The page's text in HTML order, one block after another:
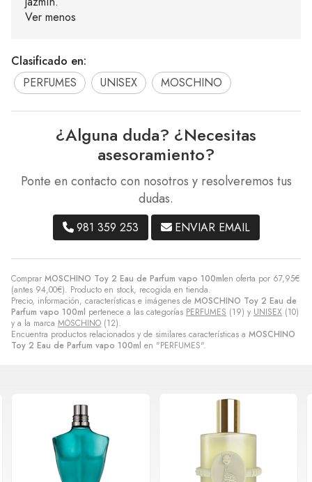
Comprar MOSCHINO Toy 2 Eau de Parfum vapo 100mlen oferta por 67,95€
(antes 94,00€). Producto en stock, recogida en tienda.
Precio, información, características e imágenes de MOSCHINO Toy 2 Eau de
Parfum vapo 100ml pertenece a las categorías PERFUMES (19) y UNISEX (10)
y a la marca MOSCHINO (12).
Encuentra productos relacionados y de similares características a MOSCHINO
Toy 2 Eau de Parfum vapo 100ml en "PERFUMES".
Ver menos
Clasificado en:
PERFUMES
UNISEX MOSCHINO
¿Alguna duda? ¿Necesitas
asesoramiento?
Ponte en contacto con nosotros y resolveremos tus
dudas.
981 359 253 ENVIAR EMAIL